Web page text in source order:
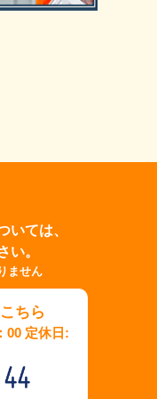
いては、
い。
ません
ちら
00 定休日: